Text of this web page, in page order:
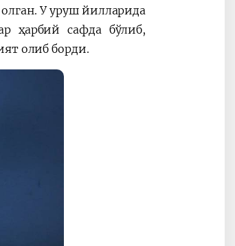
У уруш йилларида
ҳарбий сафда бўлиб,
олиб борди.